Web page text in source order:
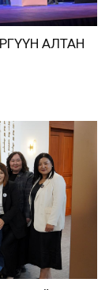
АЛТАН